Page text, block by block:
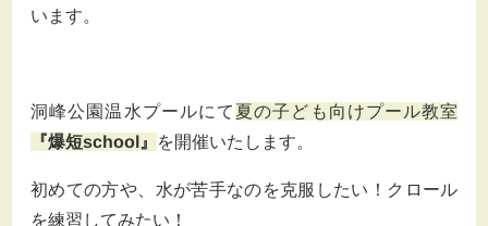
います。
洞峰公園温水プールにて 夏の子ども向けプール教室
『爆短school』 を開催いたします。
初めての方や、水が苦手なのを克服したい！クロール
を練習してみたい！